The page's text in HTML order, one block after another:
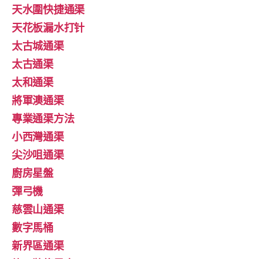
天水圍快捷通渠
天花板漏水打针
太古城通渠
太古通渠
太和通渠
將軍澳通渠
專業通渠方法
小西灣通渠
尖沙咀通渠
廚房星盤
彈弓機
慈雲山通渠
數字馬桶
新界區通渠